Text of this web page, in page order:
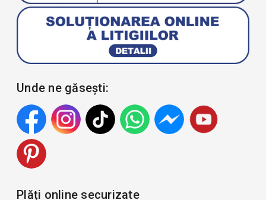
Unde ne găsești:
Plăți online securizate